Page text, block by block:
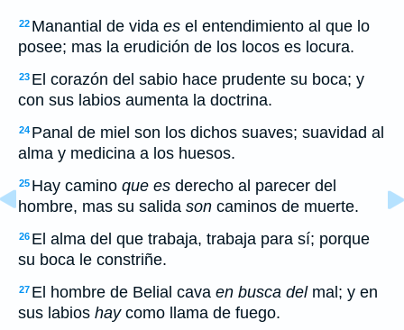
22 Manantial de vida es el entendimiento al que lo
posee; mas la erudición de los locos es locura.
23 El corazón del sabio hace prudente su boca; y
con sus labios aumenta la doctrina.
24 Panal de miel son los dichos suaves; suavidad al
alma y medicina a los huesos.
25 Hay camino que es derecho al parecer del
hombre, mas su salida son caminos de muerte.
26 El alma del que trabaja, trabaja para sí; porque
su boca le constriñe.
27 El hombre de Belial cava en busca delmal; y en
sus labios haycomo llama de fuego.